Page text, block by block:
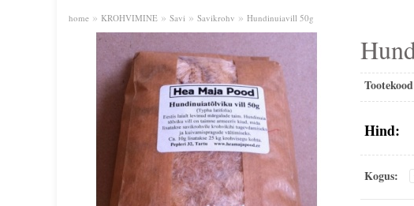
home » KROHVIMINE » Savi » Savikrohv » Hundinuiavill 50g
Hind:
Kogus: